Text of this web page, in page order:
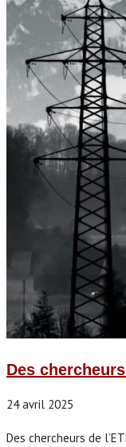
Des
24 avril 2025
Des chercheurs de